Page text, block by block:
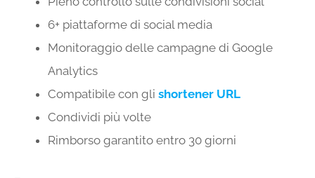
6+ piattaforme di social media
Monitoraggio delle campagne di Google
Analytics
Compatibile con gli shortener URL
Condividi più volte
Rimborso garantito entro 30 giorni